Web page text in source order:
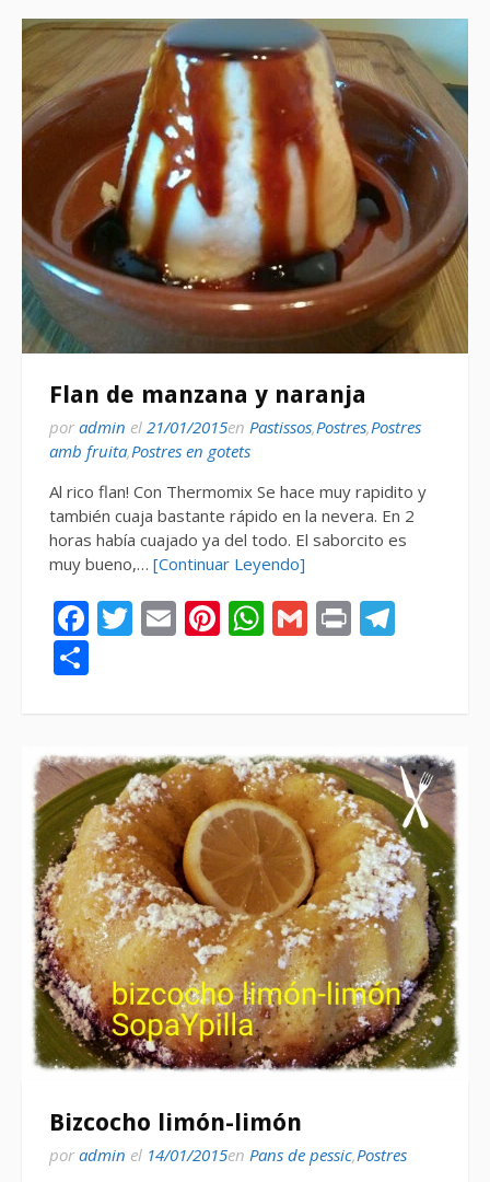
Flan de manzana y naranja
por admin el 21/01/2015en Pastissos,Postres,Postres
amb fruita,Postres en gotets
Al rico flan! Con Thermomix Se hace muy rapidito y
también cuaja bastante rápido en la nevera. En 2
horas había cuajado ya del todo. El saborcito es
muy bueno,… [Continuar Leyendo]
Facebook
Twitter
EmailPinterest
WhatsApp
Gmail
Print
Bizcocho limón-limón
por admin el 14/01/2015en Pans de pessic,Postres